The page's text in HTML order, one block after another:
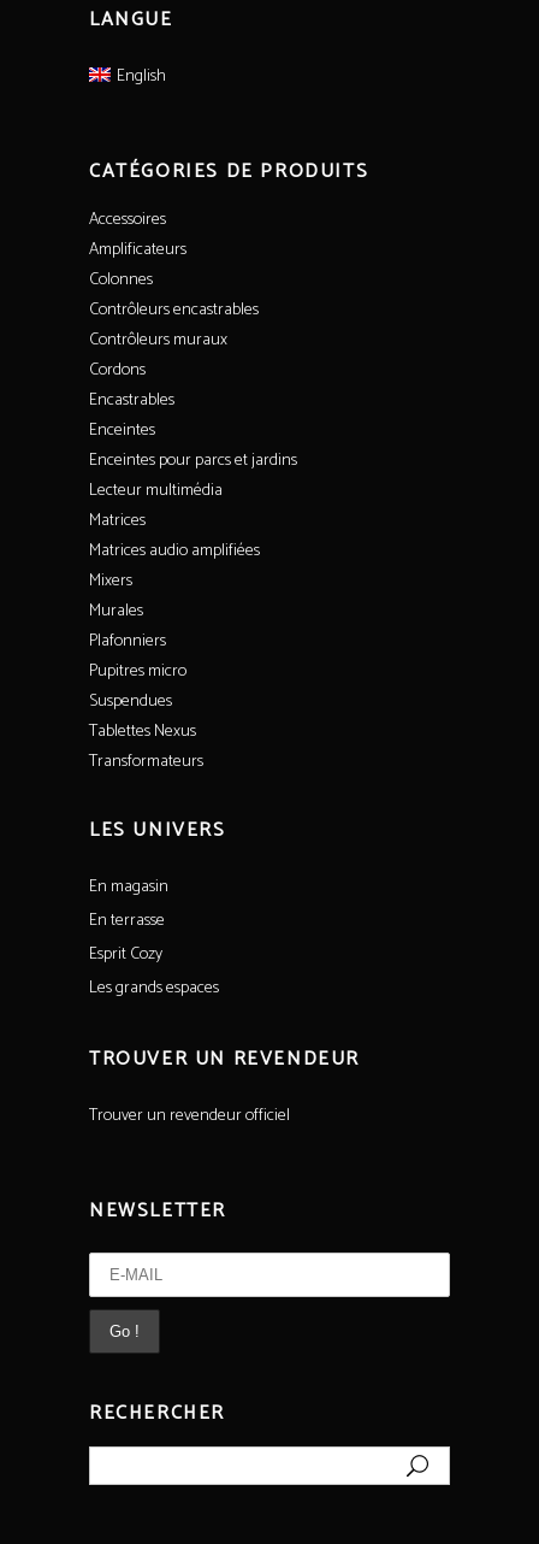
LANGUE
English
CATÉGORIES DE PRODUITS
Accessoires
Amplificateurs
Colonnes
Contrôleurs encastrables
Contrôleurs muraux
Cordons
Encastrables
Enceintes
Enceintes pour parcs et jardins
Lecteur multimédia
Matrices
Matrices audio amplifiées
Mixers
Murales
Plafonniers
Pupitres micro
Suspendues
Tablettes Nexus
Transformateurs
LES UNIVERS
En magasin
En terrasse
Esprit Cozy
Les grands espaces
TROUVER UN REVENDEUR
Trouver un revendeur officiel
NEWSLETTER
RECHERCHER